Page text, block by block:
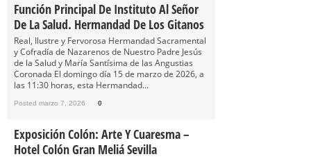
Función Principal De Instituto Al Señor
De La Salud. Hermandad De Los Gitanos
Real, Ilustre y Fervorosa Hermandad Sacramental
y Cofradía de Nazarenos de Nuestro Padre Jesús
de la Salud y María Santísima de las Angustias
Coronada El domingo día 15 de marzo de 2026, a
las 11:30 horas, esta Hermandad...
Posted marzo 7, 2026 0
Exposición Colón: Arte Y Cuaresma –
Hotel Colón Gran Meliá Sevilla